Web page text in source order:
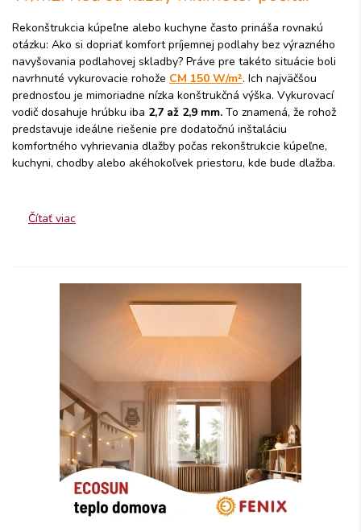
Rekonštrukcia kúpeľne alebo kuchyne často prináša rovnakú
otázku: Ako si dopriať komfort príjemnej podlahy bez výrazného
navyšovania podlahovej skladby? Práve pre takéto situácie boli
navrhnuté vykurovacie rohože CM 150 W/m². Ich najväčšou
prednosťou je mimoriadne nízka konštrukčná výška. Vykurovací
vodič dosahuje hrúbku iba 2,7 až 2,9 mm. To znamená, že rohož
predstavuje ideálne riešenie pre dodatočnú inštaláciu
komfortného vyhrievania dlažby počas rekonštrukcie kúpeľne,
kuchyni, chodby alebo akéhokoľvek priestoru, kde bude dlažba.
Čítať viac